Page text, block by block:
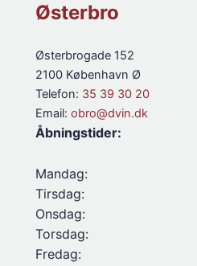
Østerbro
Østerbrogade 152
2100 København Ø
Telefon: 35 39 30 20
Email: obro@dvin.dk
Åbningstider:
Mandag:
Tirsdag:
Onsdag:
Torsdag:
Fredag: